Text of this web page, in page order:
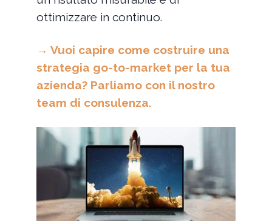
ottimizzare in continuo.
→ Vuoi capire come costruire una
strategia go-to-market per la tua
azienda? Parliamo con il nostro
team di consulenza.